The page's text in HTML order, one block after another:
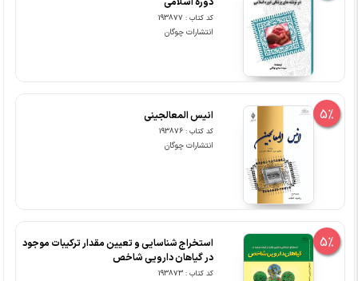
کد کتاب : 193877
انتشارات چوگان
5% انیس المعالجینی
کد کتاب : 193876
انتشارات چوگان
5%
استخراج شناسایی و تعیین مقدار ترکیبات موجود
در گیاهان دارویی شاخص
کد کتاب : 193873